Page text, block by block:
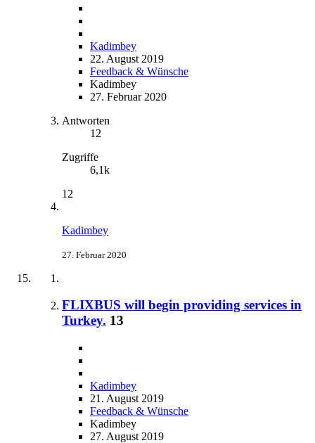
Kadimbey
22. August 2019
Feedback & Wünsche
Kadimbey
27. Februar 2020
Antworten
12
Zugriffe
6,1k
12
Kadimbey
27. Februar 2020
FLIXBUS will begin providing services in
Turkey. 13
Kadimbey
21. August 2019
Feedback & Wünsche
Kadimbey
27. August 2019